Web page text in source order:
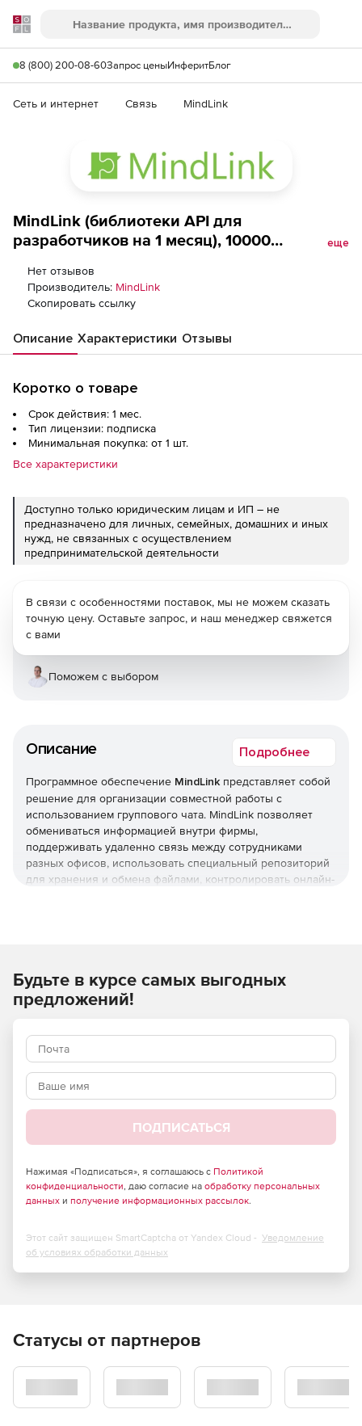
Softline
Поиск
8 (800) 200-08-60Запрос ценыИнферитБлог
Сеть и интернет Связь MindLink
MindLink (библиотеки API для
разработчиков на 1 месяц), 10000
еще
Нет отзывов
Производитель: MindLink
Скопировать ссылку
Описание Характеристики Отзывы
Коротко о товаре
Срок действия: 1 мес.
Тип лицензии: подписка
Минимальная покупка: от 1 шт.
Все характеристики
Доступно только юридическим лицам и ИП – не
предназначено для личных, семейных, домашних и иных
нужд, не связанных с осуществлением
предпринимательской деятельности
Описание Подробнее
Программное обеспечение MindLink представляет собой
решение для организации совместной работы с
использованием группового чата. MindLink позволяет
обмениваться информацией внутри фирмы,
поддерживать удаленно связь между сотрудниками
разных офисов, использовать специальный репозиторий
для хранения и обмена файлами, контролировать онлайн-
MindLink Desktop
– web-приложение для работы на
настольных системах Windows, Mac и Linux.
В связи с особенностями поставок, мы не можем сказать
точную цену. Оставьте запрос, и наш менеджер свяжется
с вами
Поможем с выбором
Будьте в курсе самых выгодных
предложений!
ПОДПИСАТЬСЯ
Нажимая «Подписаться», я соглашаюсь с Политикой
конфиденциальности, даю согласие на обработку персональных
данных и получение информационных рассылок.
Этот сайт защищен SmartCaptcha от Yandex Cloud - Уведомление
об условиях обработки данных
Статусы от партнеров